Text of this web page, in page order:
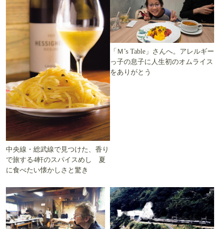
中央線・総武線で見つけた、香り
で旅する4軒のスパイスめし 夏
に食べたい懐かしさと驚き
「Ｍ’s Table」さんへ。アレルギー
っ子の息子に人生初のオムライス
をありがとう